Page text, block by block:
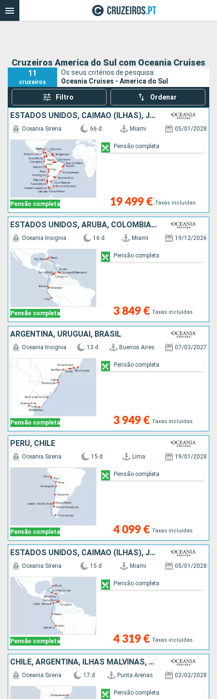
Cruzeiros America do Sul com Oceania Cruises
11
cruzeiros
Os seus critérios de pesquisa:
Oceania Cruises - America do Sul
Filtro Ordenar
ESTADOS UNIDOS, CAIMÃO (ILHAS), JAMAICA, COLÔMBIA, PANAMA, EQUADOR, PERÚ, CHILE, ARGENTINA, ILHAS MALVINAS, URUGUAI, BRASIL, BARBADOS, GUADALUPE, ST VINCENT E GRENADINES
Pensão completa
Oceania Sirena 66 d Miami 05/01/2028
19 499 € Taxas incluídas
Pensão completa
ESTADOS UNIDOS, ARUBA, COLÔMBIA, EQUADOR, PERÚ
Pensão completa
Oceania Insignia 16 d Miami 19/12/2026
3 849 € Taxas incluídas
Pensão completa
ARGENTINA, URUGUAI, BRASIL
Pensão completa
Oceania Insignia 13 d Buenos Aires 07/03/2027
3 949 € Taxas incluídas
Pensão completa
PERÚ, CHILE
Pensão completa
Oceania Sirena 15 d Lima 19/01/2028
4 099 € Taxas incluídas
Pensão completa
ESTADOS UNIDOS, CAIMÃO (ILHAS), JAMAICA, COLÔMBIA, PANAMA, EQUADOR, PERÚ
Pensão completa
Oceania Sirena 15 d Miami 05/01/2028
4 319 € Taxas incluídas
Pensão completa
CHILE, ARGENTINA, ILHAS MALVINAS, URUGUAI, BRASIL
Oceania Sirena 17 d Punta Arenas 02/02/2028
Pensão completa